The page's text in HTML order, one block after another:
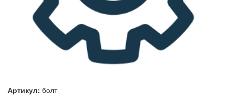
Артикул: болт